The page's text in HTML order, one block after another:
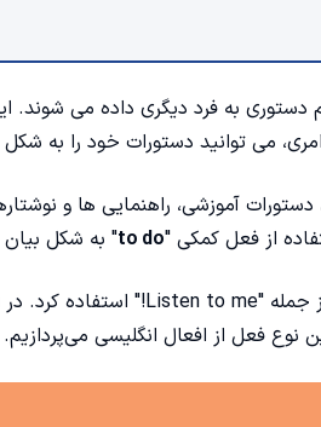
به فرد دیگری داده می شوند.
می توانید دستورات خود را به
آموزشی، راهنمایی ها و
از فعل کمکی "to do" به شکل
نوع فعل از افعال انگلیسی